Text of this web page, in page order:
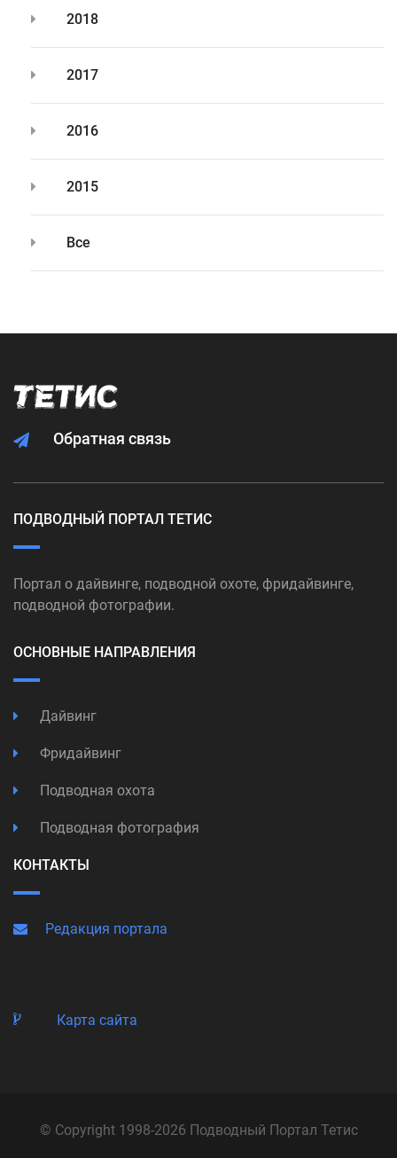
2018
2017
2016
2015
Все
Обратная связь
ПОДВОДНЫЙ ПОРТАЛ ТЕТИС
Портал о дайвинге, подводной охоте, фридайвинге,
подводной фотографии.
ОСНОВНЫЕ НАПРАВЛЕНИЯ
Дайвинг
Фридайвинг
Подводная охота
Подводная фотография
КОНТАКТЫ
Редакция портала
Карта сайта
© Copyright 1998-2026 Подводный Портал Тетис